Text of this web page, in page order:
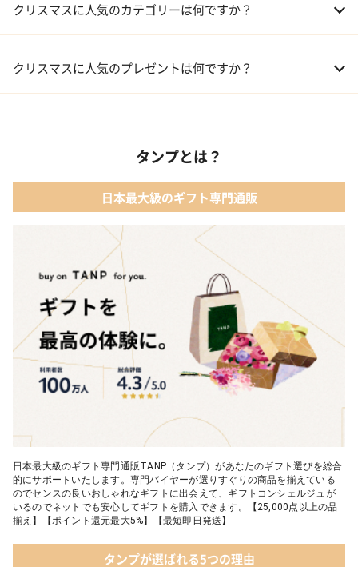
クリスマスに人気のカテゴリーは何ですか？
02 ファッション小物
04 メイクアップ
05 入浴剤・バスケア
クリスマスに人気のプレゼントは何ですか？
03 【名入れギフト】フラワーティントリップ［日本限定ピンクゴ
ールドパッケージ］
04 FLOWERiUM®︎ Christmas toilette（フラワリウム クリスマス
05 2人のための体験カタログ FOR2ギフト（GREEN）
タンプとは？
日本最大級のギフト専門通販
日本最大級のギフト専門通販TANP（タンプ）があなたのギフト選びを総合
的にサポートいたします。専門バイヤーが選りすぐりの商品を揃えている
のでセンスの良いおしゃれなギフトに出会えて、ギフトコンシェルジュが
いるのでネットでも安心してギフトを購入できます。【25,000点以上の品
揃え】【ポイント還元最大5%】【最短即日発送】
タンプが選ばれる5つの理由